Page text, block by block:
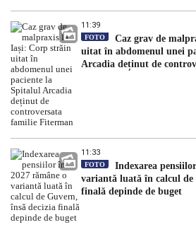
11:39
FOTO
Caz grav de
uitat în abdomenul unei
Arcadia deținut de
11:33
FOTO
Indexarea
variantă luată în calcul de
finală depinde de buget